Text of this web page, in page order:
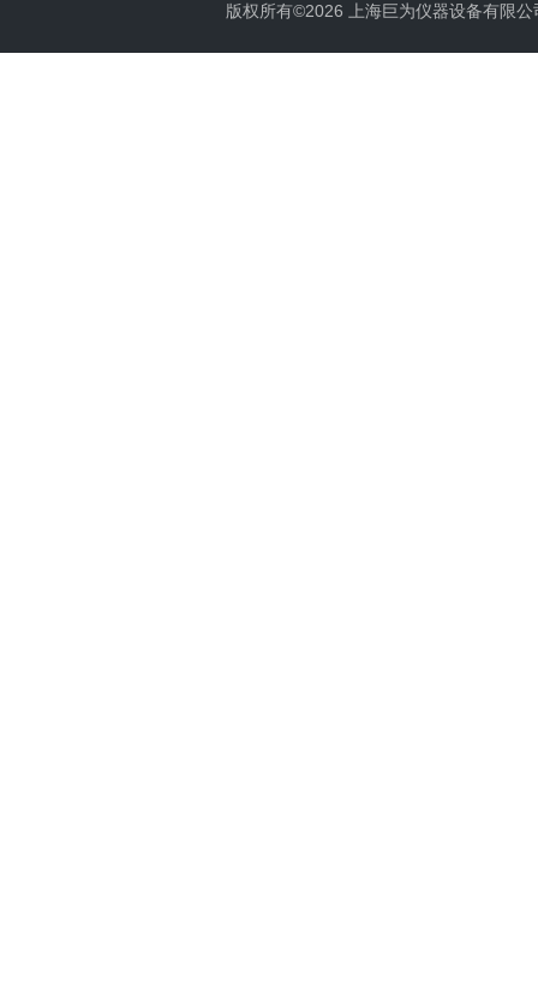
版权所有©2026 上海巨为仪器设备有限